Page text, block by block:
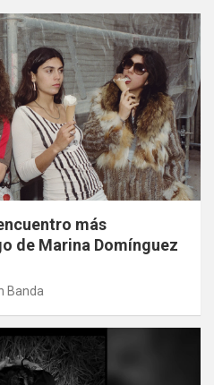
más
de Marina Domínguez
Banda